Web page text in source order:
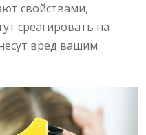
свойствами,
среагировать на
вред вашим